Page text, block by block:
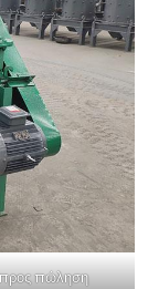
προς πώληση